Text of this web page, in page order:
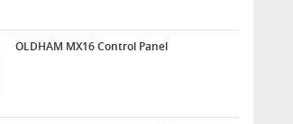
OLDHAM MX16 Control Panel